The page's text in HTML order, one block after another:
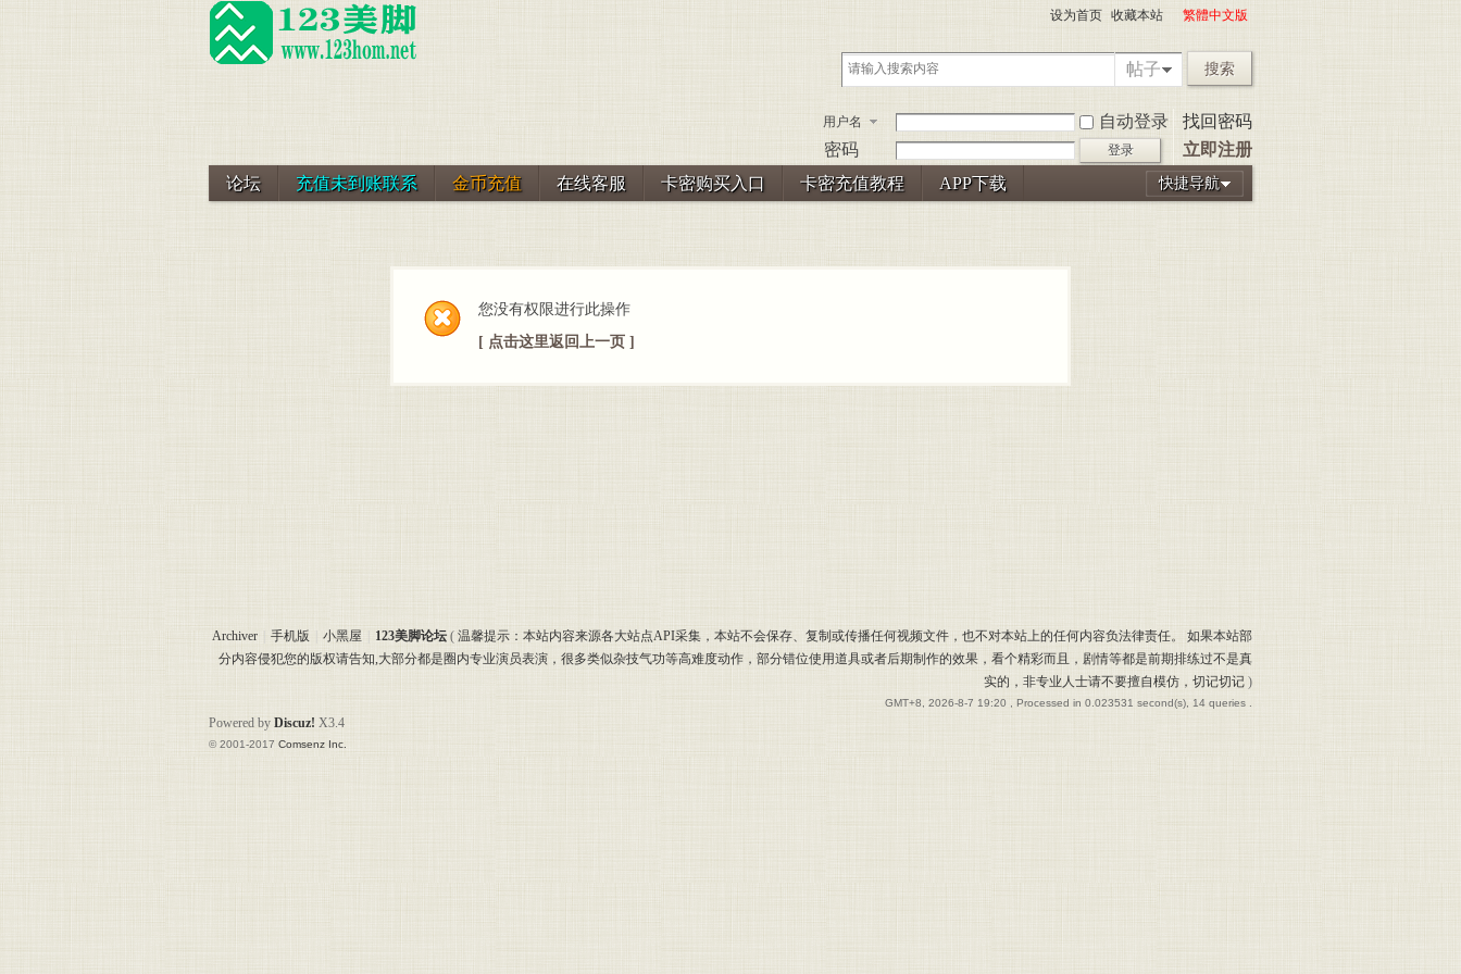
设为首页 收藏本站 繁體中文版
帖子 搜索
用户名 自动登录
找回密码
密码
登录 立即注册
快捷导航
论坛 充值未到账联系 金币充值 在线客服 卡密购买入口 卡密充值教程 APP下载
您没有权限进行此操作
[ 点击这里返回上一页 ]
Archiver 手机版 小黑屋 123美脚论坛 ( 温馨提示：本站内容来源各大站点API采集，本站不会保存、复制或传播任何视频文件，也不对本站上的任何内容负法律责任。 如果本站部
分内容侵犯您的版权请告知,大部分都是圈内专业演员表演，很多类似杂技气功等高难度动作，部分错位使用道具或者后期制作的效果，看个精彩而且，剧情等都是前期排练过不是真
实的，非专业人士请不要擅自模仿，切记切记 )
GMT+8, 2026-8-7 19:20 , Processed in 0.023531 second(s), 14 queries .
Powered by Discuz! X3.4
© 2001-2017 Comsenz Inc.